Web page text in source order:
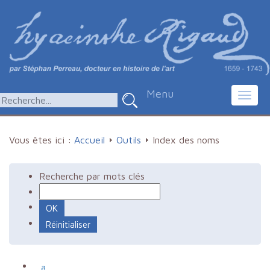
Menu
Vous êtes ici : Accueil Outils Index des noms
Recherche par mots clés
a